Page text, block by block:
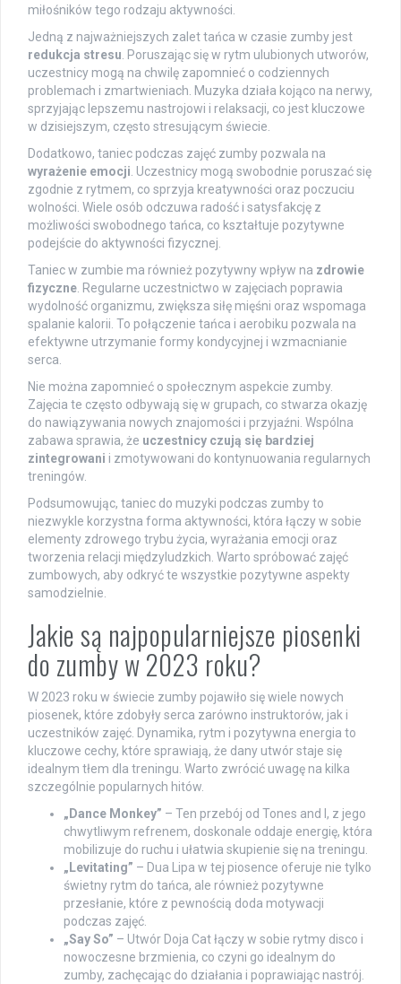
miłośników tego rodzaju aktywności.
Jedną z najważniejszych zalet tańca w czasie zumby jest
redukcja stresu . Poruszając się w rytm ulubionych utworów,
uczestnicy mogą na chwilę zapomnieć o codziennych
problemach i zmartwieniach. Muzyka działa kojąco na nerwy,
sprzyjając lepszemu nastrojowi i relaksacji, co jest kluczowe
w dzisiejszym, często stresującym świecie.
Dodatkowo, taniec podczas zajęć zumby pozwala na
wyrażenie emocji . Uczestnicy mogą swobodnie poruszać się
zgodnie z rytmem, co sprzyja kreatywności oraz poczuciu
wolności. Wiele osób odczuwa radość i satysfakcję z
możliwości swobodnego tańca, co kształtuje pozytywne
podejście do aktywności fizycznej.
Taniec w zumbie ma również pozytywny wpływ na zdrowie
fizyczne . Regularne uczestnictwo w zajęciach poprawia
wydolność organizmu, zwiększa siłę mięśni oraz wspomaga
spalanie kalorii. To połączenie tańca i aerobiku pozwala na
efektywne utrzymanie formy kondycyjnej i wzmacnianie
serca.
Nie można zapomnieć o społecznym aspekcie zumby.
Zajęcia te często odbywają się w grupach, co stwarza okazję
do nawiązywania nowych znajomości i przyjaźni. Wspólna
zabawa sprawia, że uczestnicy czują się bardziej
zintegrowani i zmotywowani do kontynuowania regularnych
treningów.
Podsumowując, taniec do muzyki podczas zumby to
niezwykle korzystna forma aktywności, która łączy w sobie
elementy zdrowego trybu życia, wyrażania emocji oraz
tworzenia relacji międzyludzkich. Warto spróbować zajęć
zumbowych, aby odkryć te wszystkie pozytywne aspekty
samodzielnie.
Jakie są najpopularniejsze piosenki
do zumby w 2023 roku?
W 2023 roku w świecie zumby pojawiło się wiele nowych
piosenek, które zdobyły serca zarówno instruktorów, jak i
uczestników zajęć. Dynamika, rytm i pozytywna energia to
kluczowe cechy, które sprawiają, że dany utwór staje się
idealnym tłem dla treningu. Warto zwrócić uwagę na kilka
szczególnie popularnych hitów.
„Dance Monkey” – Ten przebój od Tones and I, z jego
chwytliwym refrenem, doskonale oddaje energię, która
mobilizuje do ruchu i ułatwia skupienie się na treningu.
„Levitating” – Dua Lipa w tej piosence oferuje nie tylko
świetny rytm do tańca, ale również pozytywne
przesłanie, które z pewnością doda motywacji
podczas zajęć.
„Say So” – Utwór Doja Cat łączy w sobie rytmy disco i
nowoczesne brzmienia, co czyni go idealnym do
zumby, zachęcając do działania i poprawiając nastrój.